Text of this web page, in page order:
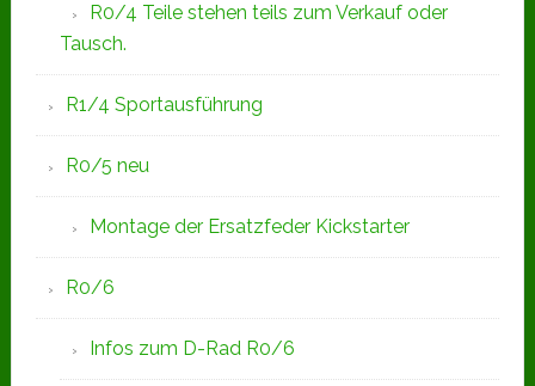
R0/4 Teile stehen teils zum Verkauf oder
Tausch.
R1/4 Sportausführung
R0/5 neu
Montage der Ersatzfeder Kickstarter
R0/6
Infos zum D-Rad R0/6